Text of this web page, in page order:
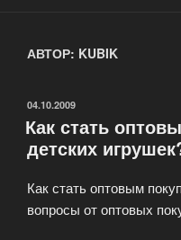
АВТОР: KUBIK
ОПУБЛИКОВАНО
04.10.2009
Как стать
детских
Как стать оптовым
вопросы от оптовых